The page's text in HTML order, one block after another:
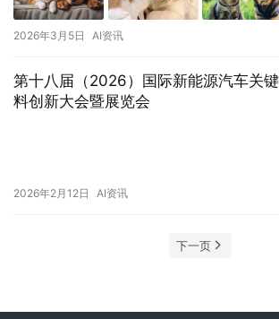
2026年3月5日 AI资讯
第十八届（2026）国际新能源汽车关
料创新大会暨展览会
2026年2月12日 AI资讯
下一页